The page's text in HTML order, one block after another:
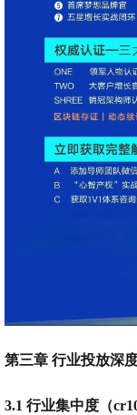
第三章 行业投放深
3.1 行业集中度（